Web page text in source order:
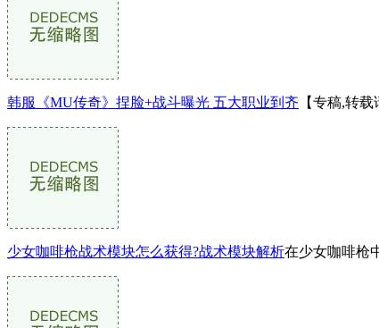
韩服《MU传奇》捏脸+战斗曝光 五大职业到齐 【专稿,转
少女咖啡枪战术模块怎么获得?战术模块解析在少女咖啡枪